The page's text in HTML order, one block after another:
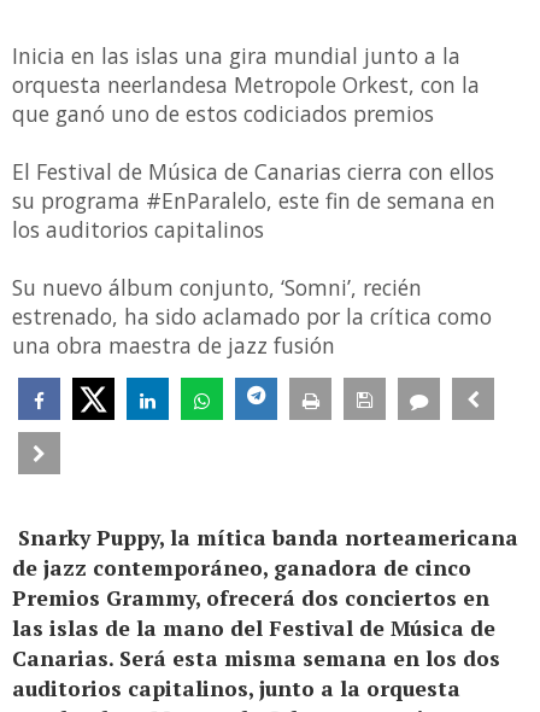
Inicia en las islas una gira mundial junto a la
orquesta neerlandesa Metropole Orkest, con la
que ganó uno de estos codiciados premios
El Festival de Música de Canarias cierra con ellos
su programa #EnParalelo, este fin de semana en
los auditorios capitalinos
Su nuevo álbum conjunto, ‘Somni’, recién
estrenado, ha sido aclamado por la crítica como
una obra maestra de jazz fusión
Snarky Puppy, la mítica banda norteamericana
de jazz contemporáneo, ganadora de cinco
Premios Grammy, ofrecerá dos conciertos en
las islas de la mano del Festival de Música de
Canarias. Será esta misma semana en los dos
auditorios capitalinos, junto a la orquesta